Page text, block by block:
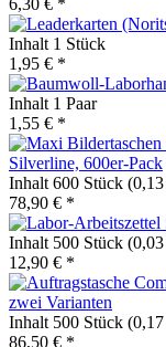
Inhalt 1 Stück
1,95 € *
Inhalt 1 Paar
1,55 € *
Silverline, 600er-Pack
Inhalt 600 Stück
78,90 € *
Inhalt 500 Stück
12,90 € *
zwei Varianten
Inhalt 500 Stück
86,50 € *